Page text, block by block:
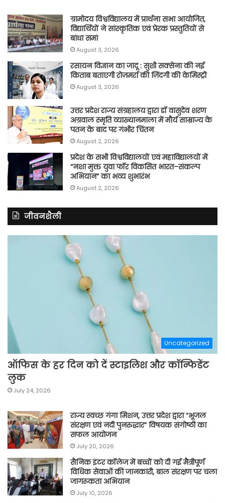
ग्रामोदय विश्वविद्यालय में प्रार्थना सभा आयोजित,
विद्यार्थियों ने सांस्कृतिक एवं प्रेरक प्रस्तुतियों से
बांधा समां
August 3, 2026
रसायन विज्ञान का जादू : सुशी सक्सेना की नई
किताब बताएगी रोज़मर्रा की ज़िंदगी की केमिस्ट्री
August 3, 2026
उत्तर प्रदेश राज्य संग्रहालय द्वारा डॉ वासुदेव शरण
अग्रवाल स्मृति व्याख्यानमाला में मौर्य साम्राज्य के
पतन के बाद पर गंभीर चिंतन
August 2, 2026
प्रदेश के सभी विश्वविद्यालयों एवं महाविद्यालयों में
“नशा मुक्त युवा फॉर विकसित भारत–संकल्प
अभियान” का भव्य शुभारंभ
August 2, 2026
जीवनशैली
Uncategorized
ऑफिस के हर दिन को दें स्टाइलिश और कॉन्फिडेंट
लुक
July 24, 2026
राज्य स्वच्छ गंगा मिशन, उत्तर प्रदेश द्वारा “भूजल
संरक्षण एवं नदी पुनरुद्धार” विषयक संगोष्ठी का
सफल आयोजन
July 20, 2026
सैनिक इंटर कॉलेज में बच्चों को दी गई मैत्रीपूर्ण
विधिक सेवाओं की जानकारी, बाल संरक्षण पर चला
जागरूकता अभियान
July 10, 2026